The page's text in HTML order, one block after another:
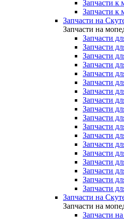
Запчасти к
Запчасти к
Запчасти на
Запчасти на
Запчасти
Запчасти
Запчасти
Запчасти
Запчасти
Запчасти
Запчасти
Запчасти
Запчасти
Запчасти
Запчасти
Запчасти
Запчасти
Запчасти
Запчасти
Запчасти
Запчасти
Запчасти
Запчасти на
Запчасти на
Запчасти